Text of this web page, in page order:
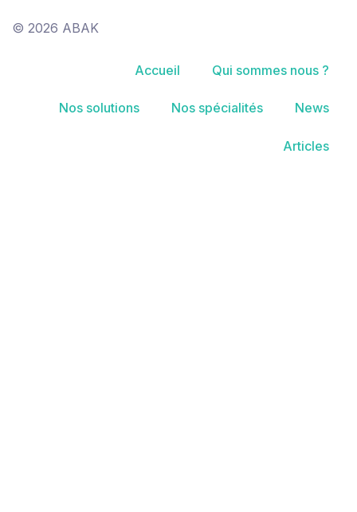
© 2026 ABAK
Accueil Qui sommes nous ?
Nos solutions Nos spécialités News
Articles